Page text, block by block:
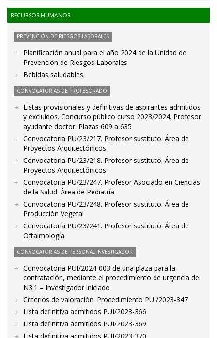
RECURSOS HUMANOS
PREVENCIÓN DE RIESGOS LABORALES
Planificación anual para el año 2024 de la Unidad de
Prevención de Riesgos Laborales
Bebidas saludables
CONVOCATORIAS DE PROFESORADO
Listas provisionales y definitivas de aspirantes admitidos
y excluidos. Concurso público curso 2023/2024. Profesor
ayudante doctor. Plazas 609 a 635
Convocatoria PU/23/217. Profesor sustituto. Área de
Proyectos Arquitectónicos
Convocatoria PU/23/218. Profesor sustituto. Área de
Proyectos Arquitectónicos
Convocatoria PU/23/247. Profesor Asociado en Ciencias
de la Salud. Área de Pediatría
Convocatoria PU/23/248. Profesor sustituto. Área de
Producción Vegetal
Convocatoria PU/23/241. Profesor sustituto. Área de
Oftalmología
CONVOCATORIAS DE PERSONAL INVESTIGADOR
Convocatoria PUI/2024-003 de una plaza para la
contratación, mediante el procedimiento de urgencia de:
N3.1 – Investigador iniciado
Criterios de valoración. Procedimiento PUI/2023-347
Lista definitiva admitidos PUI/2023-366
Lista definitiva admitidos PUI/2023-369
Lista definitiva admitidos PUI/2023-370